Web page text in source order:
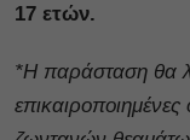
17 ετών.
*Η παράσταση θα